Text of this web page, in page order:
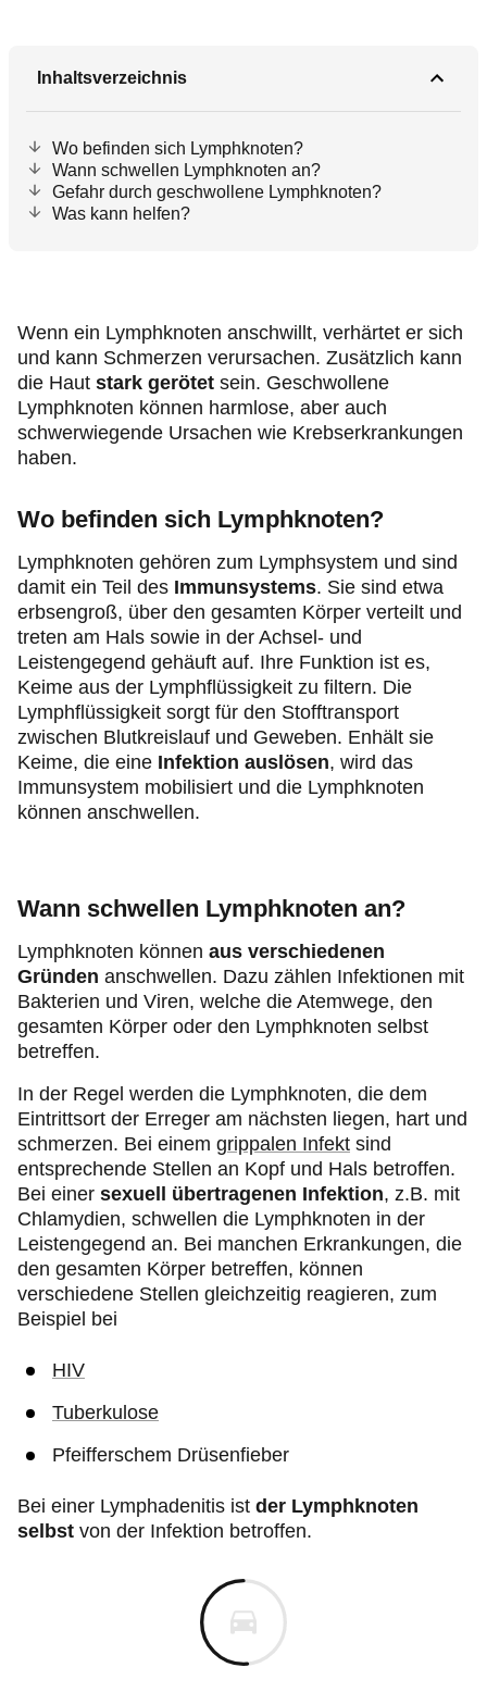
Inhaltsverzeichnis
Wo befinden sich Lymphknoten?
Wann schwellen Lymphknoten an?
Gefahr durch geschwollene Lymphknoten?
Was kann helfen?
Wenn ein Lymphknoten anschwillt, verhärtet er sich
und kann Schmerzen verursachen. Zusätzlich kann
die Haut stark gerötet sein. Geschwollene
Lymphknoten können harmlose, aber auch
schwerwiegende Ursachen wie Krebserkrankungen
haben.
Wo befinden sich Lymphknoten?
Lymphknoten gehören zum Lymphsystem und sind
damit ein Teil des Immunsystems. Sie sind etwa
erbsengroß, über den gesamten Körper verteilt und
treten am Hals sowie in der Achsel- und
Leistengegend gehäuft auf. Ihre Funktion ist es,
Keime aus der Lymphflüssigkeit zu filtern. Die
Lymphflüssigkeit sorgt für den Stofftransport
zwischen Blutkreislauf und Geweben. Enhält sie
Keime, die eine Infektion auslösen, wird das
Immunsystem mobilisiert und die Lymphknoten
können anschwellen.
Wann schwellen Lymphknoten an?
Lymphknoten können aus verschiedenen
Gründen anschwellen. Dazu zählen Infektionen mit
Bakterien und Viren, welche die Atemwege, den
gesamten Körper oder den Lymphknoten selbst
betreffen.
In der Regel werden die Lymphknoten, die dem
Eintrittsort der Erreger am nächsten liegen, hart und
schmerzen. Bei einem grippalen Infekt sind
entsprechende Stellen an Kopf und Hals betroffen.
Bei einer sexuell übertragenen Infektion, z.B. mit
Chlamydien, schwellen die Lymphknoten in der
Leistengegend an. Bei manchen Erkrankungen, die
den gesamten Körper betreffen, können
verschiedene Stellen gleichzeitig reagieren, zum
Beispiel bei
HIV
Tuberkulose
Pfeifferschem Drüsenfieber
Bei einer Lymphadenitis ist der Lymphknoten
selbst von der Infektion betroffen.